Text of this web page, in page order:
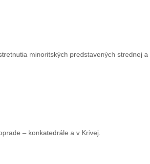
minoritských predstavených strednej a
– konkatedrále a v Krivej.